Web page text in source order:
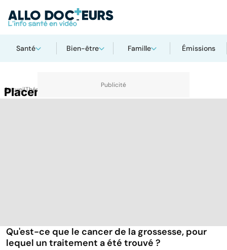
Santé Bien-être Famille Émissions
AccueilThématiques
Placenta
Qu'est-ce que le cancer de la grossesse, pour
lequel un traitement a été trouvé ?